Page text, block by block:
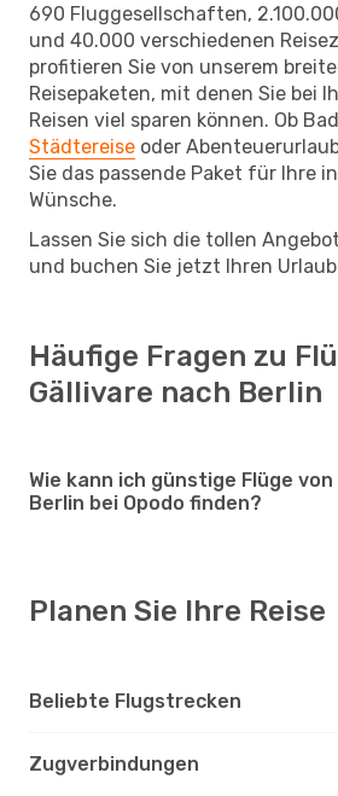
690 Fluggesellschaften,
und 40.000 verschiedenen
profitieren Sie von unserem
Reisepaketen, mit denen Sie bei
Reisen viel sparen können. Ob
Städtereise oder
Sie das passende Paket für Ihre
Wünsche.
Lassen Sie sich die tollen
und buchen Sie jetzt Ihren
Häufige Fragen zu
Gällivare nach Berlin
Wie kann ich günstige Flüge
Berlin bei Opodo finden?
Planen Sie Ihre Reise
Beliebte Flugstrecken
Zugverbindungen